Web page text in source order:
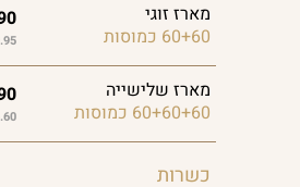
מארז זוגי
60+60 כמוסות
מארז שלישייה
60+60+60 כמוסות
כשרות